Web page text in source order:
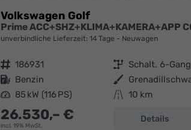
Volkswagen Golf
unverbindliche Lieferzeit: 14 Tage Neuwagen
Fahrzeugnr. 186931 Getriebe Schalt. 6-Gang
Kraftstoff Benzin Außenfarbe
Leistung 85 kW (116 PS) Kilometerstand 10 km
26.530,– €
incl. 19% MwSt.
Details